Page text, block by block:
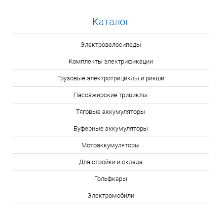
Каталог
Электровелосипеды
Комплекты электрификации
Грузовые электротрициклы и рикши
Пассажирские трициклы
Тяговые аккумуляторы
Буферные аккумуляторы
Мотоаккумуляторы
Для стройки и склада
Гольфкары
Электромобили